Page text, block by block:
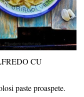
CU
paste proaspete.